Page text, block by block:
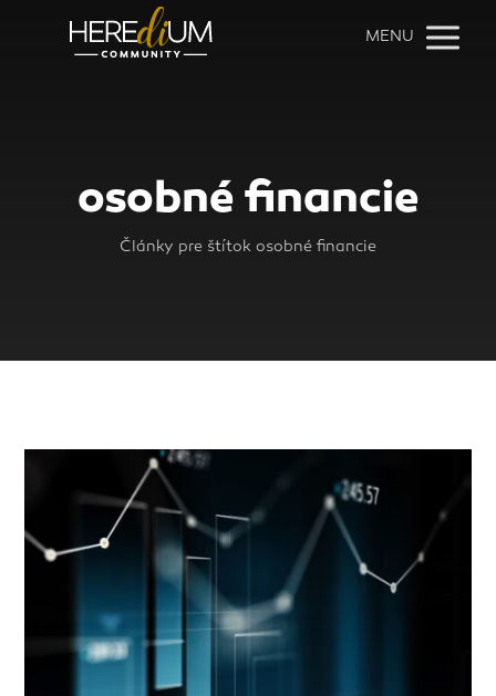
MENU
osobné financie
Články pre štítok osobné financie